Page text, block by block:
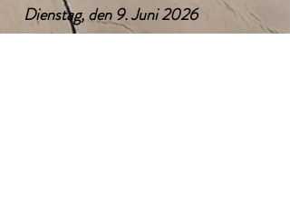
Dienstag, den 9. Juni 2026
14:00 Uhr